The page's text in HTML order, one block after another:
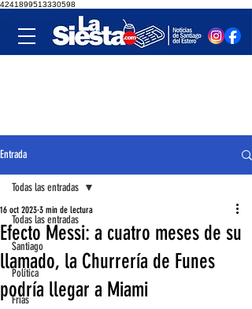
4241899513330598
Entrada
Todas las entradas
Santiago
Política
Frías
Todas las entradas
Efecto Messi: a cuatro meses de su
llamado, la Churrería de Funes
podría llegar a Miami
16 oct 2023 3 min de lectura